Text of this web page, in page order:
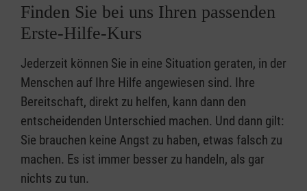
Finden Sie bei uns Ihren passenden
Erste-Hilfe-Kurs
Jederzeit können Sie in eine Situation geraten, in der
Menschen auf Ihre Hilfe angewiesen sind. Ihre
Bereitschaft, direkt zu helfen, kann dann den
entscheidenden Unterschied machen. Und dann gilt:
Sie brauchen keine Angst zu haben, etwas falsch zu
machen. Es ist immer besser zu handeln, als gar
nichts zu tun.